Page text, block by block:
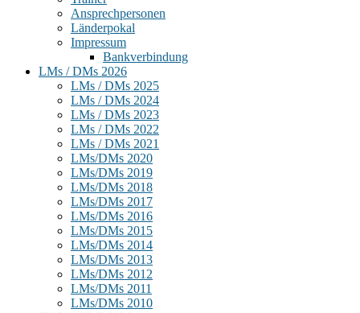
Ansprechpersonen
Länderpokal
Impressum
Bankverbindung
LMs / DMs 2026
LMs / DMs 2025
LMs / DMs 2024
LMs / DMs 2023
LMs / DMs 2022
LMs / DMs 2021
LMs/DMs 2020
LMs/DMs 2019
LMs/DMs 2018
LMs/DMs 2017
LMs/DMs 2016
LMs/DMs 2015
LMs/DMs 2014
LMs/DMs 2013
LMs/DMs 2012
LMs/DMs 2011
LMs/DMs 2010